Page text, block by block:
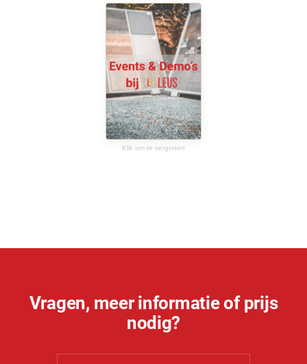
Klik om te vergroten
Vragen, meer informatie of prijs
nodig?